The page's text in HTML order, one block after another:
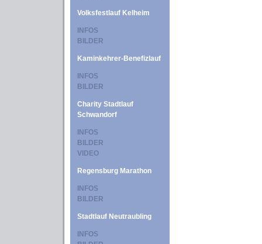
Volksfestlauf Kelheim
INFOS
BILDER
Kaminkehrer-Benefizlauf
INFOS
BILDER
Charity Stadtlauf
Schwandorf
INFOS
BILDER
VIDEO
Regensburg Marathon
INFOS
BILDER
Stadtlauf Neutraubling
INFOS